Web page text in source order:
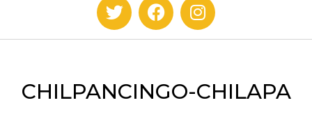
CHILPANCINGO-CHILAPA